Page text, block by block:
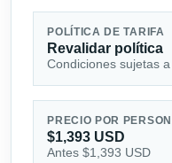
POLÍTICA DE TARIFA
Revalidar política
Condiciones sujetas
PRECIO POR
$1,393 USD
Antes $1,393 USD